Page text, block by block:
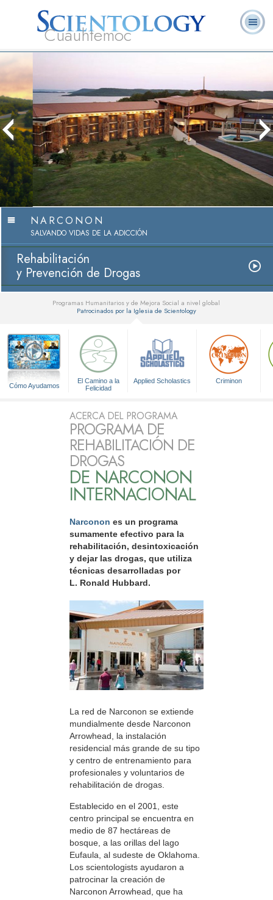
Cuauhtemoc
Narconon
NARCONON
SALVANDO VIDAS DE LA ADICCIÓN
Rehabilitación
y Prevención de Drogas
Programas Humanitarios y de Mejora Social a nivel global
Patrocinados por la Iglesia de Scientology
Cómo Ayudamos
El Camino a la
Felicidad
Applied Scholastics Criminon
ACERCA DEL PROGRAMA
PROGRAMA DE
REHABILITACIÓN DE
DROGAS
DE NARCONON
INTERNACIONAL
Narconon es un programa
sumamente efectivo para la
rehabilitación, desintoxicación
y dejar las drogas, que utiliza
técnicas desarrolladas por
L. Ronald Hubbard.
La red de Narconon se extiende
mundialmente desde Narconon
Arrowhead, la instalación
residencial más grande de su tipo
y centro de entrenamiento para
profesionales y voluntarios de
rehabilitación de drogas.
Establecido en el 2001, este
centro principal se encuentra en
medio de 87 hectáreas de
bosque, a las orillas del lago
Eufaula, al sudeste de Oklahoma.
Los scientologists ayudaron a
patrocinar la creación de
Narconon Arrowhead, que ha